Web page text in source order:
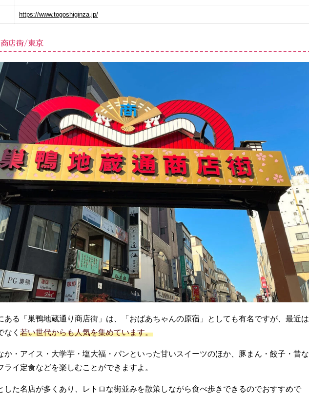
ア/
ット
編】
多
リ
福
天神
福
湯の
街
/大
全
すす
歩き
トを
みよ
https://www.togoshiginza.jp/
店街/東京
ある「巣鴨地蔵通り商店街」は、「おばあちゃんの原宿」としても有名ですが、最近は
なく 若い世代からも人気を集めています。
か・アイス・大学芋・塩大福・パンといった甘いスイーツのほか、豚まん・餃子・昔な
ライ定食などを楽しむことができますよ。
した名店が多くあり、レトロな街並みを散策しながら食べ歩きできるのでおすすめで